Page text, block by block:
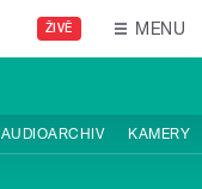
ŽIVĚ MENU
AUDIOARCHIV KAMERY